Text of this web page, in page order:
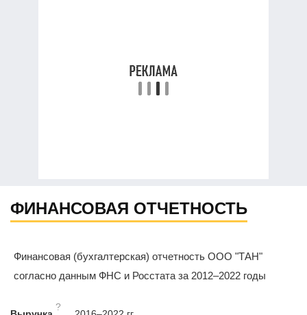
ФИНАНСОВАЯ ОТЧЕТНОСТЬ
Финансовая (бухгалтерская) отчетность ООО "ТАН"
согласно данным ФНС и Росстата за 2012–2022 годы
?